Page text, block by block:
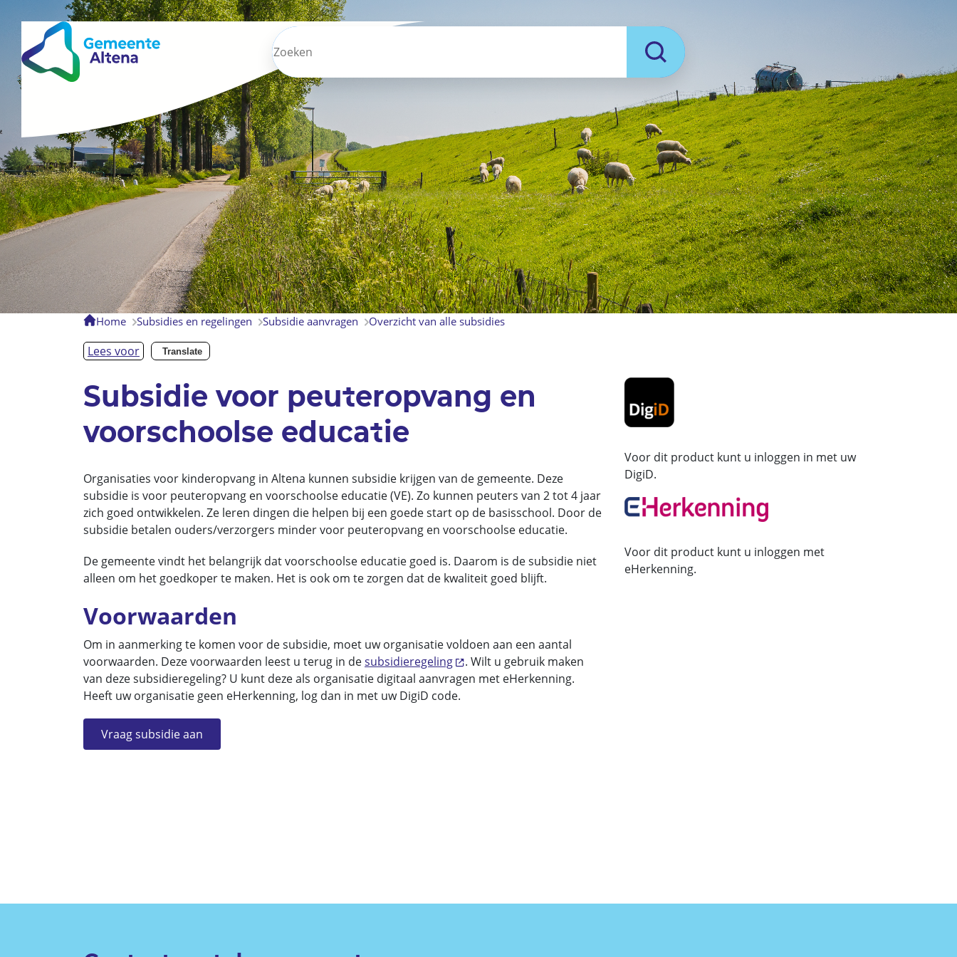
Zoeken
Zoeken
Home Subsidies en regelingen Subsidie aanvragen Overzicht van alle subsidies
Lees voor Translate
Subsidie voor peuteropvang en
voorschoolse educatie
Organisaties voor kinderopvang in Altena kunnen subsidie krijgen van de gemeente. Deze
subsidie is voor peuteropvang en voorschoolse educatie (VE). Zo kunnen peuters van 2 tot 4 jaar
zich goed ontwikkelen. Ze leren dingen die helpen bij een goede start op de basisschool. Door de
subsidie betalen ouders/verzorgers minder voor peuteropvang en voorschoolse educatie.
De gemeente vindt het belangrijk dat voorschoolse educatie goed is. Daarom is de subsidie niet
alleen om het goedkoper te maken. Het is ook om te zorgen dat de kwaliteit goed blijft.
Voorwaarden
Om in aanmerking te komen voor de subsidie, moet uw organisatie voldoen aan een aantal
voorwaarden. Deze voorwaarden leest u terug in desubsidieregeling
. Wilt u gebruik maken
van deze subsidieregeling? U kunt deze als organisatie digitaal aanvragen met eHerkenning.
Heeft uw organisatie geen eHerkenning, log dan in met uw DigiD code.
Vraag subsidie aan
Voor dit product kunt u inloggen in met uw
DigiD.
Voor dit product kunt u inloggen met
eHerkenning.